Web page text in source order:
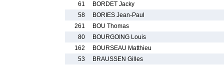
61
BORDET Jacky
58
BORIES Jean-Paul
261
BOU Thomas
80
BOURGOING Louis
162
BOURSEAU Matthieu
53
BRAUSSEN Gilles